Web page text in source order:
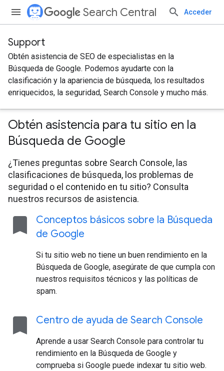
Search Central Acceder
Support
Obtén asistencia de SEO de especialistas en la
Búsqueda de Google. Podemos ayudarte con la
clasificación y la apariencia de búsqueda, los resultados
enriquecidos, la seguridad, Search Console y mucho más.
Obtén asistencia para tu sitio en la
Búsqueda de Google
¿Tienes preguntas sobre Search Console, las
clasificaciones de búsqueda, los problemas de
seguridad o el contenido en tu sitio? Consulta
nuestros recursos de asistencia.
bookmark
Conceptos básicos sobre la Búsqueda
de Google
Si tu sitio web no tiene un buen rendimiento en la
Búsqueda de Google, asegúrate de que cumpla con
nuestros requisitos técnicos y las políticas de
spam.
bookmark Centro de ayuda de Search Console
Aprende a usar Search Console para controlar tu
rendimiento en la Búsqueda de Google y
comprueba si Google puede indexar tu sitio web.